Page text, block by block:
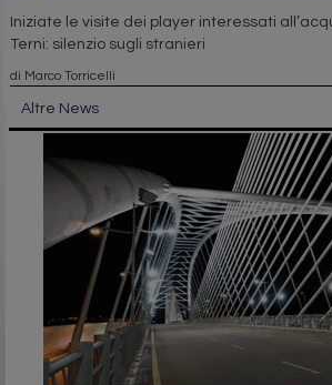
Iniziate le visite dei player interessati
Terni: silenzio sugli stranieri
di Marco Torricelli
Altre News